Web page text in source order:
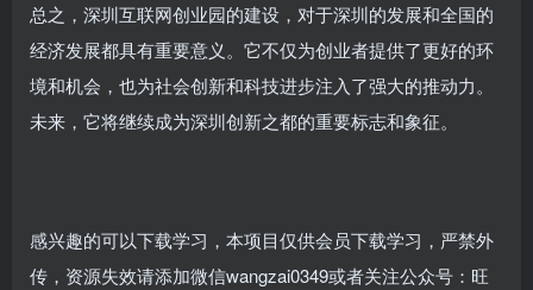
总之，深圳互联网创业园的建设，对于深圳的发展和全国的
经济发展都具有重要意义。它不仅为创业者提供了更好的环
境和机会，也为社会创新和科技进步注入了强大的推动力。
未来，它将继续成为深圳创新之都的重要标志和象征。
感兴趣的可以下载学习，本项目仅供会员下载学习，严禁外
传，资源失效请添加微信wangzai0349或者关注公众号：旺